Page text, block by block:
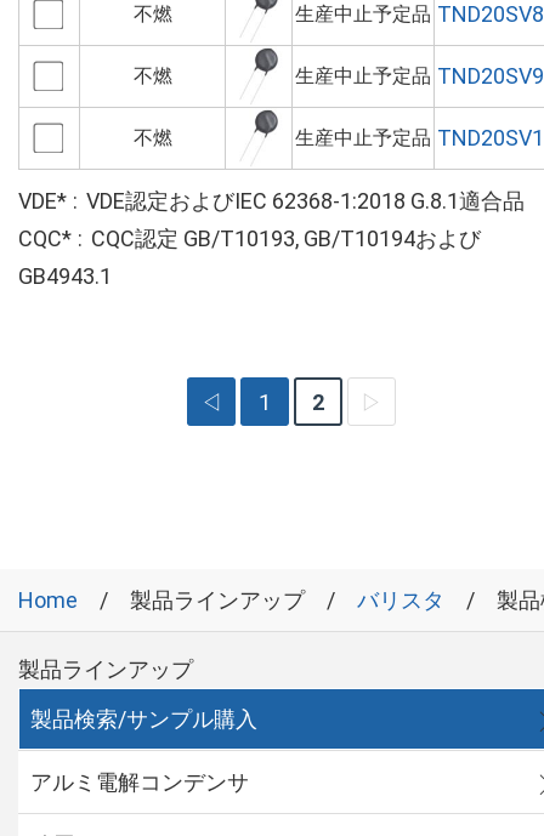
不燃 生産中止予定品
不燃 生産中止予定品
不燃 生産中止予定品
VDE*
VDE認定およびIEC 62368-1:2018 G.8.1適合品
CQC*
CQC認定 GB/T10193, GB/T10194および
GB4943.1
◁ 1 2 ▷
Home 製品ラインアップ バリスタ 製
製品ラインアップ
製品検索/サンプル購入
アルミ電解コンデンサ